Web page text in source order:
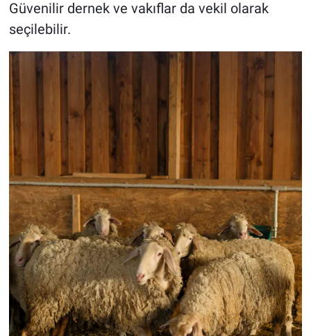
Güvenilir dernek ve vakıflar da vekil olarak
seçilebilir.